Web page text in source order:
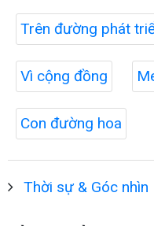
Trên đường phát
Vì cộng đồng
Con đường hoa
Thời sự & Góc nhìn